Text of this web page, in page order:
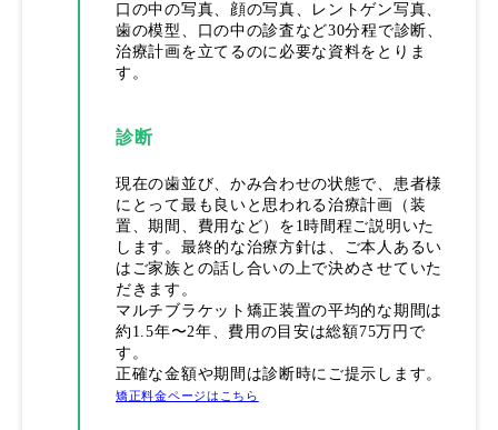
口の中の写真、顔の写真、レントゲン写真、
歯の模型、口の中の診査など30分程で診断、
治療計画を立てるのに必要な資料をとりま
す。
診断
現在の歯並び、かみ合わせの状態で、患者様
にとって最も良いと思われる治療計画（装
置、期間、費用など）を1時間程ご説明いた
します。最終的な治療方針は、ご本人あるい
はご家族との話し合いの上で決めさせていた
だきます。
マルチブラケット矯正装置の平均的な期間は
約1.5年〜2年、費用の目安は総額75万円で
す。
正確な金額や期間は診断時にご提示します。
矯正料金ページはこちら